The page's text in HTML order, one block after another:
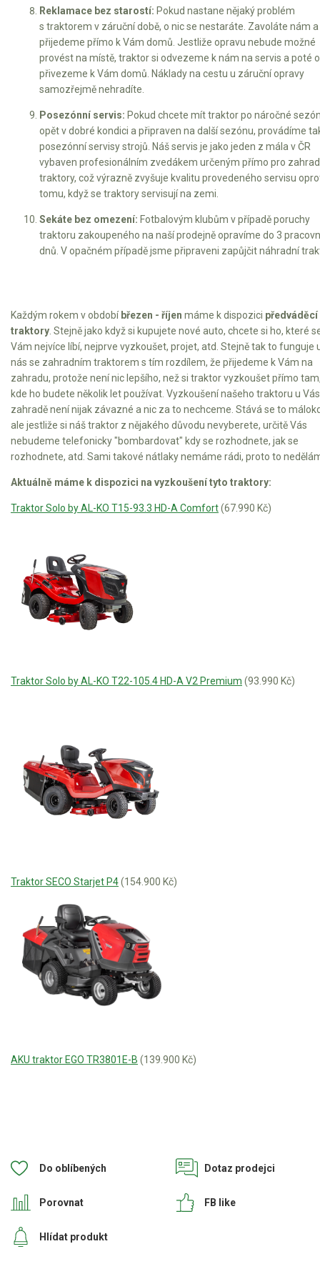
Reklamace bez starostí: Pokud nastane nějaký problém
s traktorem v záruční době, o nic se nestaráte. Zavoláte nám a
přijedeme přímo k Vám domů. Jestliže opravu nebude možné
provést na místě, traktor si odvezeme k nám na servis a poté
přivezeme k Vám domů. Náklady na cestu u záruční opravy
samozřejmě nehradíte.
Posezónní servis: Pokud chcete mít traktor po náročné
opět v dobré kondici a připraven na další sezónu, provádíme
posezónní servisy strojů. Náš servis je jako jeden z mála v ČR
vybaven profesionálním zvedákem určeným přímo pro
traktory, což výrazně zvyšuje kvalitu provedeného servisu
tomu, když se traktory servisují na zemi.
Sekáte bez omezení: Fotbalovým klubům v případě poruchy
traktoru zakoupeného na naší prodejně opravíme do 3
dnů. V opačném případě jsme připraveni zapůjčit náhradní
Každým rokem v obdobíbřezen - říjen máme k dispozici předváděcí
traktory . Stejně jako když si kupujete nové auto, chcete si ho, které
Vám nejvíce líbí, nejprve vyzkoušet, projet, atd. Stejně tak to funguje
nás se zahradním traktorem s tím rozdílem, že přijedeme k Vám na
zahradu, protože není nic lepšího, než si traktor vyzkoušet přímo
kde ho budete několik let používat. Vyzkoušení našeho traktoru u
zahradě není nijak závazné a nic za to nechceme. Stává se to
ale jestliže si náš traktor z nějakého důvodu nevyberete, určitě Vás
nebudeme telefonicky "bombardovat" kdy se rozhodnete, jak se
rozhodnete, atd. Sami takové nátlaky nemáme rádi, proto to
Aktuálně máme k dispozici na vyzkoušení tyto traktory:
Traktor Solo by AL-KO T15-93.3 HD-A Comfort(67.990 Kč)
Traktor Solo by AL-KO T22-105.4 HD-A V2 Premium (93.990 Kč)
Traktor SECO Starjet P4(154.900 Kč)
AKU traktor EGO TR3801E-B (139.900 Kč)
Do oblíbených
Porovnat
Dotaz prodejci
Hlídat produkt
FB like